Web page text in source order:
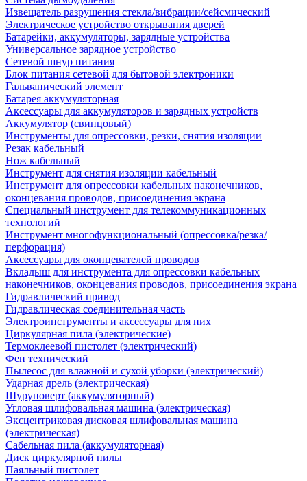
Извещатель разрушения стекла/вибрации/сейсмический
Электрическое устройство открывания дверей
Батарейки, аккумуляторы, зарядные устройства
Универсальное зарядное устройство
Сетевой шнур питания
Блок питания сетевой для бытовой электроники
Гальванический элемент
Батарея аккумуляторная
Аксессуары для аккумуляторов и зарядных устройств
Аккумулятор (свинцовый)
Инструменты для опрессовки, резки, снятия изоляции
Резак кабельный
Нож кабельный
Инструмент для снятия изоляции кабельный
Инструмент для опрессовки кабельных наконечников,
оконцевания проводов, присоединения экрана
Специальный инструмент для телекоммуникационных
технологий
Инструмент многофункциональный (опрессовка/резка/
перфорация)
Аксессуары для оконцевателей проводов
Вкладыш для инструмента для опрессовки кабельных
наконечников, оконцевания проводов, присоединения экрана
Гидравлический привод
Гидравлическая соединительная часть
Электроинструменты и аксессуары для них
Циркулярная пила (электрические)
Термоклеевой пистолет (электрический)
Фен технический
Пылесос для влажной и сухой уборки (электрический)
Ударная дрель (электрическая)
Шуруповерт (аккумуляторный)
Угловая шлифовальная машина (электрическая)
Эксцентриковая дисковая шлифовальная машина
(электрическая)
Сабельная пила (аккумуляторная)
Диск циркулярной пилы
Паяльный пистолет